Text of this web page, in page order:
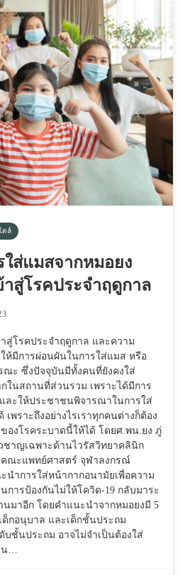
ตล์
ส่แมสจากหมอยง
าสู่โรคประจำฤดูกาล
สู่โรคประจำฤดูกาล และความ
ห้มีการผ่อนผันในการใส่แมส หรือ
ณะ ซึ่งปัจจุบันมีทั้งคนที่ยังคงใส่
ในสถานที่ส่วนรวม เพราะได้มีการ
ละให้ประชาชนพิจารณาในการใส่
พราะถึงอย่างไรเราทุกคนต่างก็ต้อง
องโรคระบาดนี้ให้ได้ โดยศ.พน.ยง ภู่
าญเฉพาะด้านไวรัสวิทยาคลินิก
คณะแพทย์ศาสตร์ จุฬาลงกรณ์
นำการใส่หน้ากากอนามัยเพื่อความ
การป้องกันไม่ให้โควิด-19 กลับมาระ
มาอีก โดยคำแนะนำจากหมอยงมี 5
ด็กอนุบาล และเด็กชั้นประถม
บชั้นประถม อาจไม่จำเป็นต้องใส่
…